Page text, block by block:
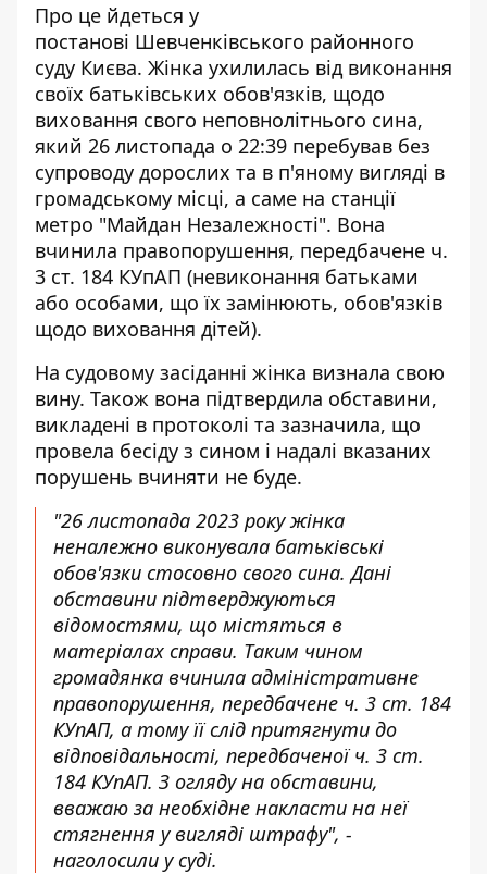
Про це йдеться у
постанові Шевченківського районного
суду Києва. Жінка ухилилась від виконання
своїх батьківських обов'язків, щодо
виховання свого неповнолітнього сина,
який 26 листопада о 22:39 перебував без
супроводу дорослих та в п'яному вигляді в
громадському місці, а саме на станції
метро "Майдан Незалежності". Вона
вчинила правопорушення, передбачене ч.
3 ст. 184 КУпАП (невиконання батьками
або особами, що їх замінюють, обов'язків
щодо виховання дітей).
На судовому засіданні жінка визнала свою
вину. Також вона підтвердила обставини,
викладені в протоколі та зазначила, що
провела бесіду з сином і надалі вказаних
порушень вчиняти не буде.
"26 листопада 2023 року жінка
неналежно виконувала батьківські
обов'язки стосовно свого сина. Дані
обставини підтверджуються
відомостями, що містяться в
матеріалах справи. Таким чином
громадянка вчинила адміністративне
правопорушення, передбачене ч. 3 ст. 184
КУпАП, а тому її слід притягнути до
відповідальності, передбаченої ч. 3 ст.
184 КУпАП. З огляду на обставини,
вважаю за необхідне накласти на неї
стягнення у вигляді штрафу", -
наголосили у суді.